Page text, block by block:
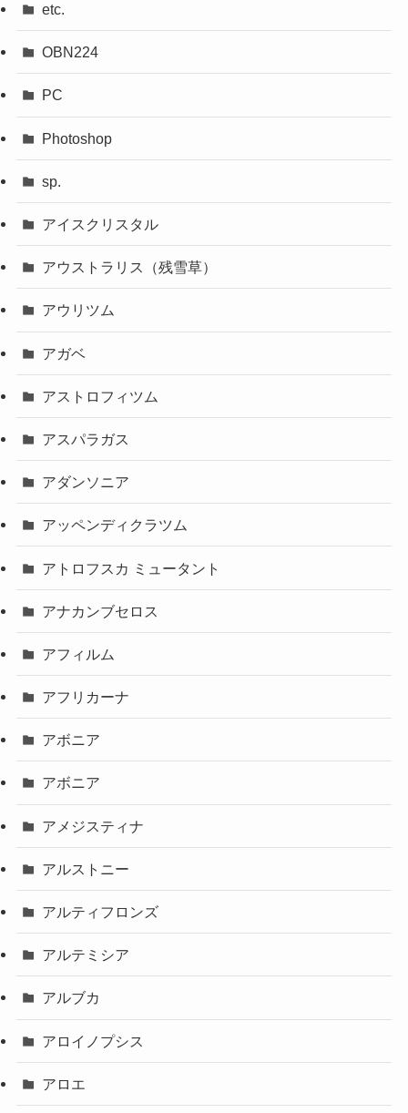
etc.
OBN224
PC
Photoshop
sp.
アイスクリスタル
アウストラリス（残雪草）
アウリツム
アガベ
アストロフィツム
アスパラガス
アダンソニア
アッペンディクラツム
アトロフスカ ミュータント
アナカンブセロス
アフィルム
アフリカーナ
アボニア
アボニア
アメジスティナ
アルストニー
アルティフロンズ
アルテミシア
アルブカ
アロイノプシス
アロエ